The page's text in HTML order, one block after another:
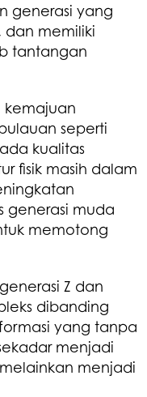
generasi yang
dan memiliki
tantangan
kemajuan
seperti
kualitas
fisik masih dalam
generasi muda
memotong
Z dan
dibanding
yang tanpa
menjadi
menjadi